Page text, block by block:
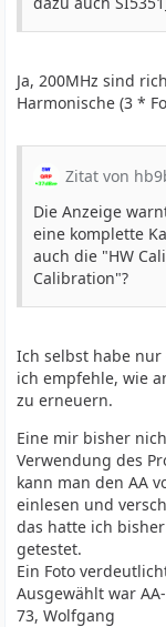
Ja, 200MHz sind
Harmonische (3 *
Zitat von
Die Anzeige
eine komplette
auch die "HW
Calibration"?
Ich selbst habe
ich empfehle, wie
zu erneuern.
Eine mir bisher
Verwendung des
kann man den AA
einlesen und
das hatte ich
getestet.
Ein Foto
Ausgewählt war
73, Wolfgang